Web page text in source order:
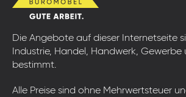
Die Angebote auf dieser Internetseite
Industrie, Handel, Handwerk, Gewerbe
bestimmt.
Alle Preise sind ohne Mehrwertsteuer